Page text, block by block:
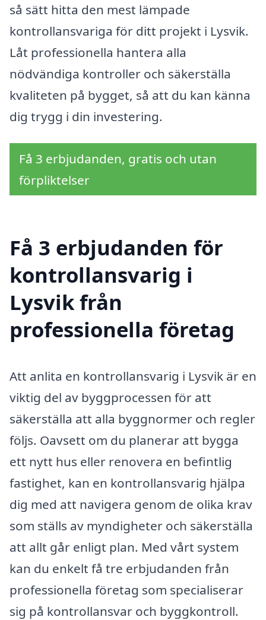
så sätt hitta den mest lämpade
kontrollansvariga för ditt projekt i Lysvik.
Låt professionella hantera alla
nödvändiga kontroller och säkerställa
kvaliteten på bygget, så att du kan känna
dig trygg i din investering.
Få 3 erbjudanden, gratis och utan
förpliktelser
Få 3 erbjudanden för
kontrollansvarig i
Lysvik från
professionella företag
Att anlita en kontrollansvarig i Lysvik är en
viktig del av byggprocessen för att
säkerställa att alla byggnormer och regler
följs. Oavsett om du planerar att bygga
ett nytt hus eller renovera en befintlig
fastighet, kan en kontrollansvarig hjälpa
dig med att navigera genom de olika krav
som ställs av myndigheter och säkerställa
att allt går enligt plan. Med vårt system
kan du enkelt få tre erbjudanden från
professionella företag som specialiserar
sig på kontrollansvar och byggkontroll.